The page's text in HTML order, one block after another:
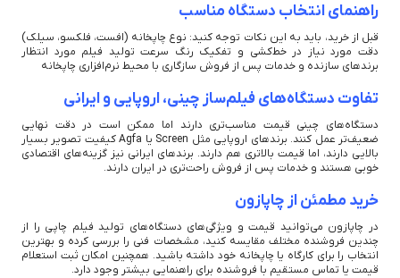
راهنمای انتخاب دستگاه مناسب
قبل از خرید، باید به این نکات توجه کنید: نوع چاپخانه (افست، فلکسو، سیلک)
دقت مورد نیاز در خط‌کشی و تفکیک رنگ سرعت تولید فیلم مورد انتظار
برندهای سازنده و خدمات پس از فروش سازگاری با محیط نرم‌افزاری چاپخانه
تفاوت دستگاه‌های فیلم‌ساز چینی، اروپایی و ایرانی
دستگاه‌های چینی قیمت مناسب‌تری دارند اما ممکن است در دقت نهایی
ضعیف‌تر عمل کنند. برندهای اروپایی مثل Screen یا Agfa کیفیت تصویر بسیار
بالایی دارند، اما قیمت بالاتری هم دارند. برندهای ایرانی نیز گزینه‌های اقتصادی
خوبی هستند و خدمات پس از فروش راحت‌تری در ایران دارند.
خرید مطمئن از چاپازون
در چاپازون می‌توانید قیمت و ویژگی‌های دستگاه‌های تولید فیلم چاپی را از
چندین فروشنده مختلف مقایسه کنید، مشخصات فنی را بررسی کرده و بهترین
انتخاب را برای کارگاه یا چاپخانه خود داشته باشید. همچنین امکان ثبت استعلام
قیمت یا تماس مستقیم با فروشنده برای راهنمایی بیشتر وجود دارد.